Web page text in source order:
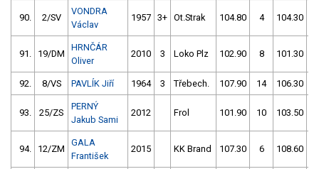
90. 2/SV
VONDRA
Václav
1957 3+ Ot.Strak 104.80 4 104.30
91. 19/DM
HRNČÁR
Oliver
2010 3 Loko Plz 102.90 8 101.30
92. 8/VS PAVLÍK Jiří 1964 3 Třebech. 107.90 14 106.30
93. 25/ZS
PERNÝ
Jakub Sami
2012 Frol 101.90 10 103.50
94. 12/ZM
GALA
František
2015 KK Brand 107.30 6 108.60